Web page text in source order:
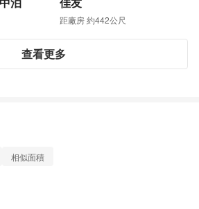
距廠房 約442公尺
查看更多
相似面積